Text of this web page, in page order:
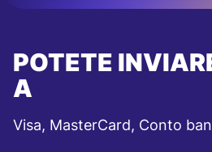
POTETE
A
Visa, MasterCard, Conto